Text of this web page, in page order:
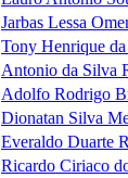
Jarbas Lessa
Tony Henrique
Antonio da Silva
Adolfo Rodrigo
Dionatan Silva
Everaldo Duarte
Ricardo Ciriaco